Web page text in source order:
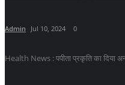
Admin Jul 10, 2024 0
Health News : पपीता प्रकृति का दिया